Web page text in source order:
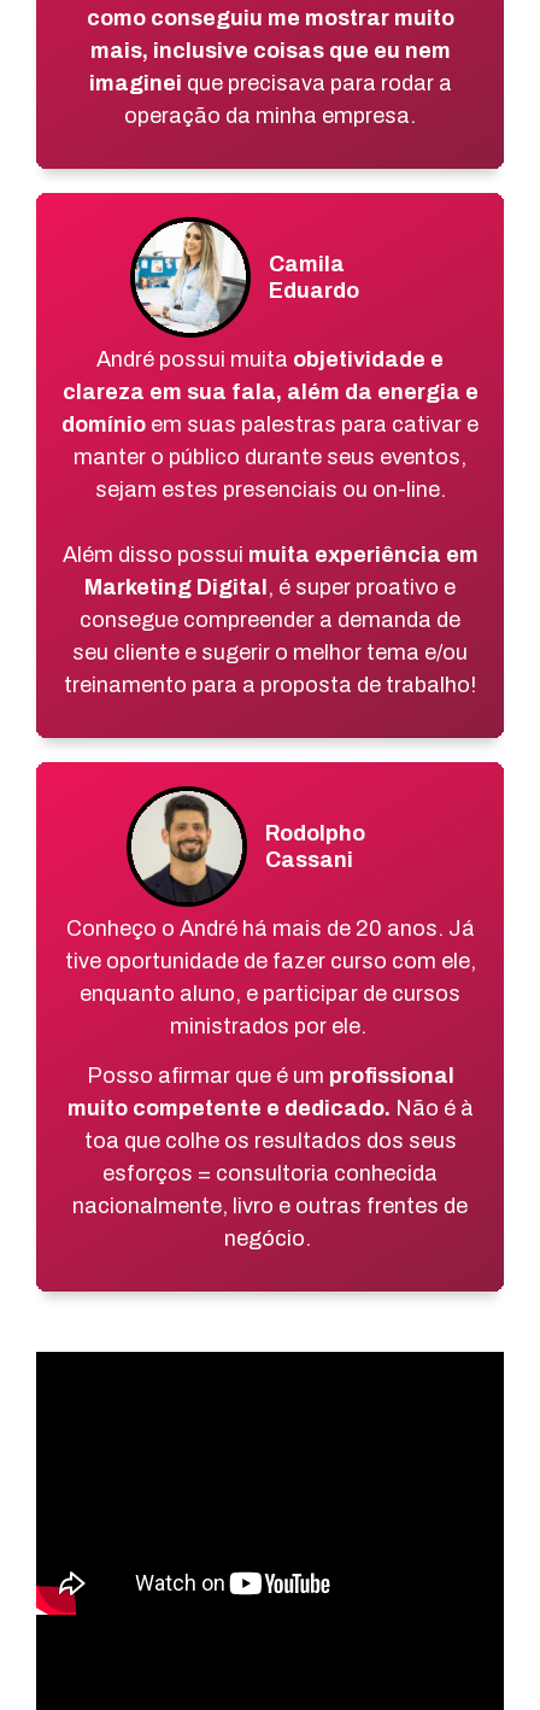
como conseguiu me mostrar muito
mais, inclusive coisas que eu nem
imaginei que precisava para rodar a
operação da minha empresa.
André possui muita objetividade e
clareza em sua fala, além da energia e
domínio em suas palestras para cativar e
manter o público durante seus eventos,
sejam estes presenciais ou on-line.
Além disso possui muita experiência em
Marketing Digital , é super proativo e
consegue compreender a demanda de
seu cliente e sugerir o melhor tema e/ou
treinamento para a proposta de trabalho!
Camila
Eduardo
Conheço o André há mais de 20 anos. Já
tive oportunidade de fazer curso com ele,
enquanto aluno, e participar de cursos
ministrados por ele.
Posso afirmar que é um profissional
muito competente e dedicado. Não é à
toa que colhe os resultados dos seus
esforços = consultoria conhecida
nacionalmente, livro e outras frentes de
negócio.
Rodolpho
Cassani